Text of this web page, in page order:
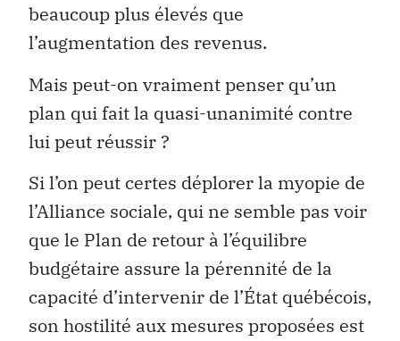
beaucoup plus élevés que
l’augmentation des revenus.
Mais peut-on vraiment penser qu’un
plan qui fait la quasi-unanimité contre
lui peut réussir ?
Si l’on peut certes déplorer la myopie de
l’Alliance sociale, qui ne semble pas voir
que le Plan de retour à l’équilibre
budgétaire assure la pérennité de la
capacité d’intervenir de l’État québécois,
son hostilité aux mesures proposées est